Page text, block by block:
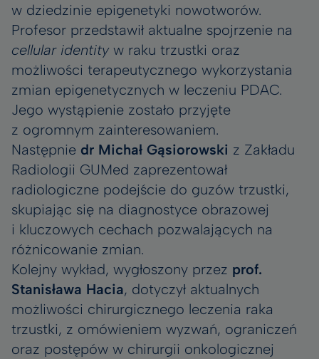
w dziedzinie epigenetyki nowotworów.
Profesor przedstawił aktualne spojrzenie na
cellular identityw raku trzustki oraz
możliwości terapeutycznego wykorzystania
zmian epigenetycznych w leczeniu PDAC.
Jego wystąpienie zostało przyjęte
z ogromnym zainteresowaniem.
Następnie dr Michał Gąsiorowski z Zakładu
Radiologii GUMed zaprezentował
radiologiczne podejście do guzów trzustki,
skupiając się na diagnostyce obrazowej
i kluczowych cechach pozwalających na
różnicowanie zmian.
Kolejny wykład, wygłoszony przez prof.
Stanisława Hacia, dotyczył aktualnych
możliwości chirurgicznego leczenia raka
trzustki, z omówieniem wyzwań, ograniczeń
oraz postępów w chirurgii onkologicznej